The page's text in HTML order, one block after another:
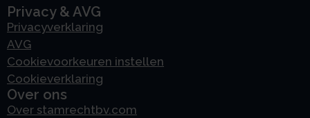
Privacy & AVG
Privacyverklaring
AVG
Cookievoorkeuren instellen
Cookieverklaring
Over ons
Over stamrechtbv.com